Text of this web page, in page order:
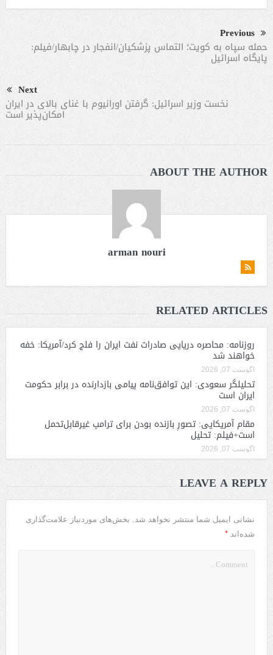
Previous
حمله سپاه به کویت؛ التماس پزشکیان/انفجار در چابهار/فیلم:
پایگاه اسرائیل
Next
نخست وزیر اسرائیل: گرفتن اورانیوم با غنای بالای در ایران
امکان‌پذیر است
ABOUT THE AUTHOR
arman nouri
RELATED ARTICLES
روزنامه: محاصره دریایی صادرات نفت ایران را فلج کرد/آمریکا: خفه
خواهند شد
آگوست 07, 2026
تحلیلگر سعودی: این توافق‌نامه پیامی بازدارنده در برابر حکومت
ایران است
آگوست 07, 2026
مقام آمریکایی: تصورِ بازنده بودن برای ترامپ غیرقابل‌تحمل
است+فیلم: تحلیل
آگوست 07, 2026
LEAVE A REPLY
نشانی ایمیل شما منتشر نخواهد شد. بخش‌های موردنیاز علامت‌گذاری
شده‌اند *